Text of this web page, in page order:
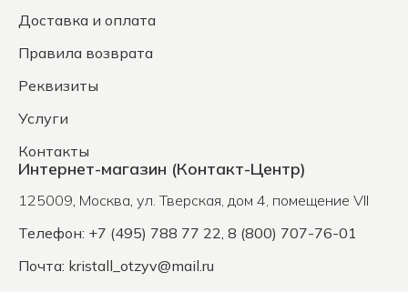
Доставка и оплата
Правила возврата
Реквизиты
Услуги
Контакты
Интернет-магазин (Контакт-Центр)
125009, Москва, ул. Тверская, дом 4, помещение VII
Телефон: +7 (495) 788 77 22, 8 (800) 707-76-01
Почта: kristall_otzyv@mail.ru